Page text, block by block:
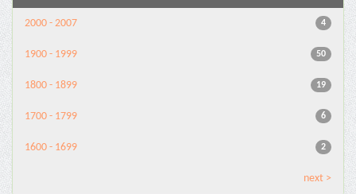
4
2000 - 2007
50
1900 - 1999
19
1800 - 1899
6
1700 - 1799
2
1600 - 1699
next >